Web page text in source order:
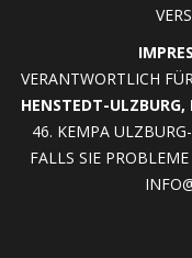
VERANTWORTLICH
HENSTEDT-
46. KEMPA
FALLS SIE